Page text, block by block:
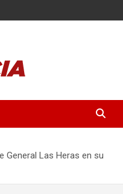
Mantente informado
mucho más.
General Las Heras en su